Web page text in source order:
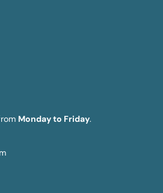
Monday to Friday.